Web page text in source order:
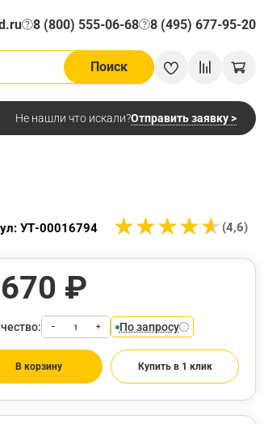
8 (800) 555-06-68
? 8 (495) 677-95-20
?
Поиск
Не нашли что искали?Отправить заявку >
★★★★★
★★★★★ (4,6)
УТ-00016794
₽
− + По запросу
В корзину Купить в 1 клик